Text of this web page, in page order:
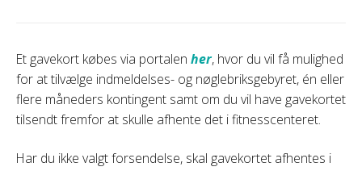
Et gavekort købes via portalen her, hvor du vil få mulighed
for at tilvælge indmeldelses- og nøglebriksgebyret, én eller
flere måneders kontingent samt om du vil have gavekortet
tilsendt fremfor at skulle afhente det i fitnesscenteret.
Har du ikke valgt forsendelse, skal gavekortet afhentes i